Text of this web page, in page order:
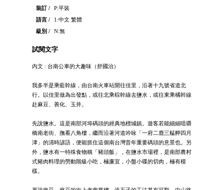
裝訂 /
P:平裝
語言 /
1:中文 繁體
級別 /
N:無
試閱文字
內文 : 台南公車的大趣味（舒國治）
我多半是乘藍幹線，由台南火車站開往佳里，沿著十九號省道北
行。以佳里做為出發點，或往北乘棕幹線去鹽水，或往東乘橘幹線
赴麻豆、善化、玉井。
先說鹽水。這是南部河埠碼頭的經典地標城鎮。遊客若能細細咀嚼
橋南老街、撫看八角樓，繼而沿著河道吟咏「一府二鹿三艋舺四月
津」的清時諺語，便能抓住這個南台灣昔年重要碼頭的意景也。另
外，鹽水有一特殊食物稱「豬頭飯」，在鹽水市場裡，是南部農村
式豬肉料理的勞動階級小吃，極廉宜，小盤小碟的切肉，極有模
樣。